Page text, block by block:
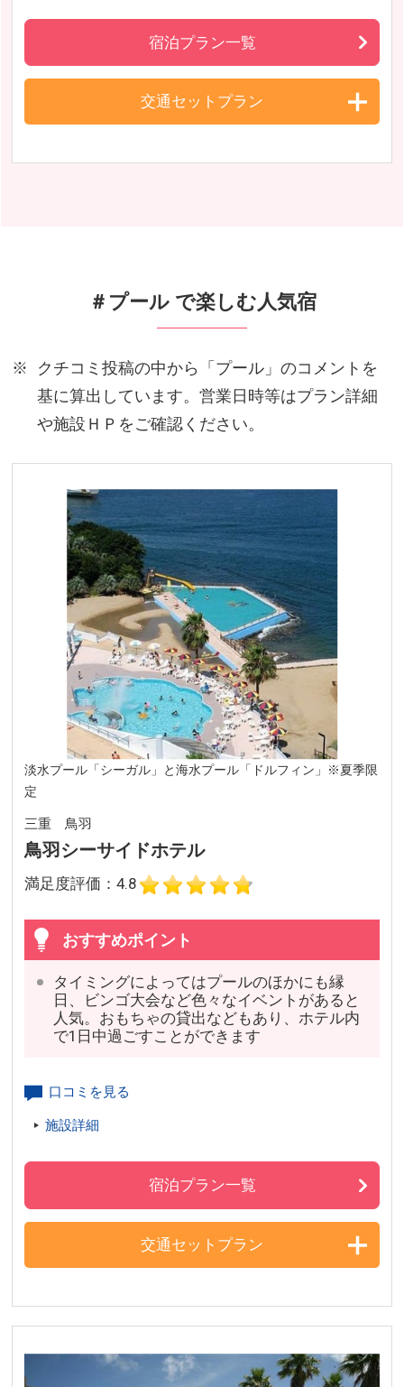
宿泊プラン一覧
交通セットプラン
＃プール で楽しむ人気宿
クチコミ投稿の中から「プール」のコメントを
基に算出しています。営業日時等はプラン詳細
や施設ＨＰをご確認ください。
淡水プール「シーガル」と海水プール「ドルフィン」※夏季限
定
三重 鳥羽
鳥羽シーサイドホテル
満足度評価：4.8
おすすめポイント
タイミングによってはプールのほかにも縁
日、ビンゴ大会など色々なイベントがあると
人気。おもちゃの貸出などもあり、ホテル内
で1日中過ごすことができます
口コミを見る
施設詳細
宿泊プラン一覧
交通セットプラン